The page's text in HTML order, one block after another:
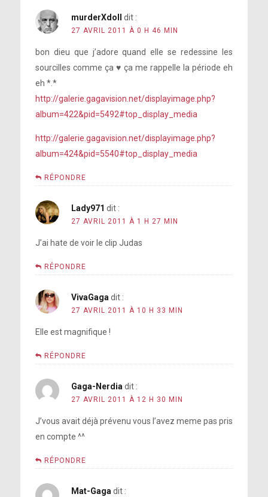
murderXdoll dit :
27 AVRIL 2011 À 0 H 46 MIN
bon dieu que j’adore quand elle se redessine les
sourcilles comme ça ♥ ça me rappelle la période eh
eh *.*
http://galerie.gagavision.net/displayimage.php?
album=422&pid=5492#top_display_media
http://galerie.gagavision.net/displayimage.php?
album=424&pid=5540#top_display_media
RÉPONDRE
Lady971 dit :
27 AVRIL 2011 À 1 H 27 MIN
J’ai hate de voir le clip Judas
RÉPONDRE
VivaGaga dit :
27 AVRIL 2011 À 10 H 33 MIN
Elle est magnifique !
RÉPONDRE
Gaga-Nerdia dit :
27 AVRIL 2011 À 12 H 30 MIN
J’vous avait déjà prévenu vous l’avez meme pas pris
en compte ^^
RÉPONDRE
Mat-Gaga dit :